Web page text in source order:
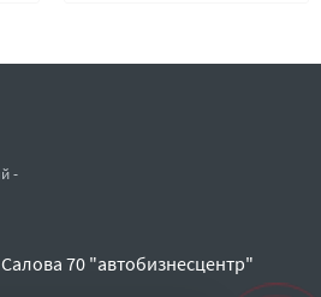
-
70 "автобизнесцентр"